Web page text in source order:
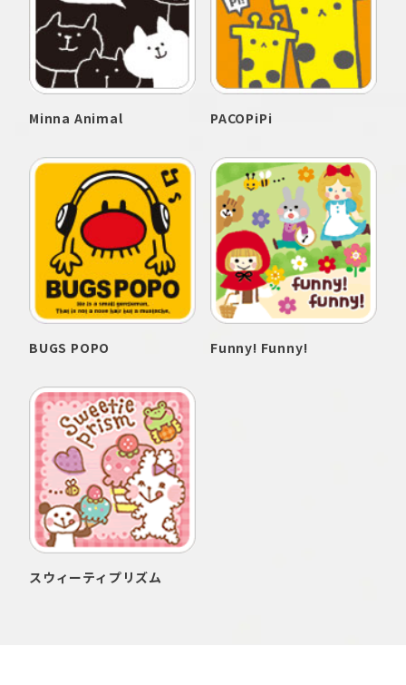
Minna Animal PACOPiPi
BUGS POPO Funny! Funny!
スウィーティプリズム